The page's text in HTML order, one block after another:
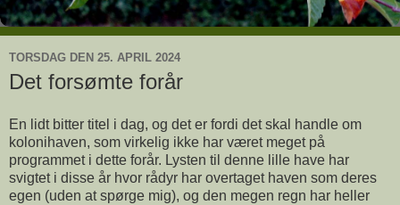
TORSDAG DEN 25. APRIL 2024
Det forsømte forår
En lidt bitter titel i dag, og det er fordi det skal handle om
kolonihaven, som virkelig ikke har været meget på
programmet i dette forår. Lysten til denne lille have har
svigtet i disse år hvor rådyr har overtaget haven som deres
egen (uden at spørge mig), og den megen regn har heller